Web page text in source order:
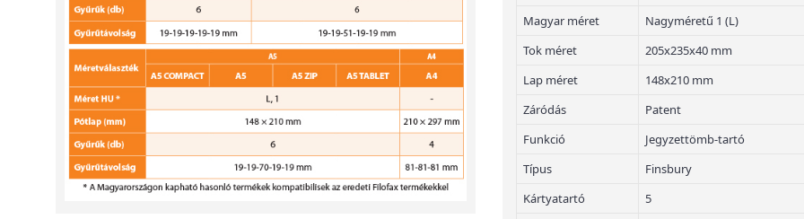
Magyar méret
Nagyméretű 1 (L)
Tok méret
205x235x40 mm
Lap méret
148x210 mm
Záródás
Patent
Funkció
Jegyzettömb-tartó
Típus
Finsbury
Kártyatartó
5